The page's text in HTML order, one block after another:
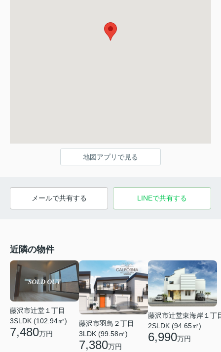
地図アプリで見る
メールで共有する LINEで共有する
近隣の物件
藤沢市辻堂１丁目
3SLDK (102.94㎡)
7,480万円
藤沢市羽鳥２丁目
3LDK (99.58㎡)
7,380万円
藤沢市辻堂東海岸１丁
2SLDK (94.65㎡)
6,990万円